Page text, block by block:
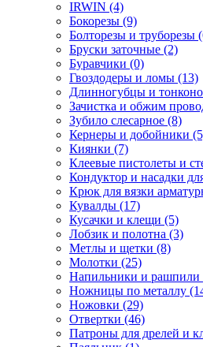
IRWIN (4)
Бокорезы (9)
Болторезы и труборезы
Бруски заточные (2)
Буравчики (0)
Гвоздодеры и ломы (13)
Длинногубцы и
Зачистка и обжим
Зубило слесарное (8)
Кернеры и добойники
Киянки (7)
Клеевые пистолеты и
Кондуктор и насадки
Крюк для вязки
Кувалды (17)
Кусачки и клещи (5)
Лобзик и полотна (3)
Метлы и щетки (8)
Молотки (25)
Напильники и рашпили
Ножницы по металлу
Ножовки (29)
Отвертки (46)
Патроны для дрелей и